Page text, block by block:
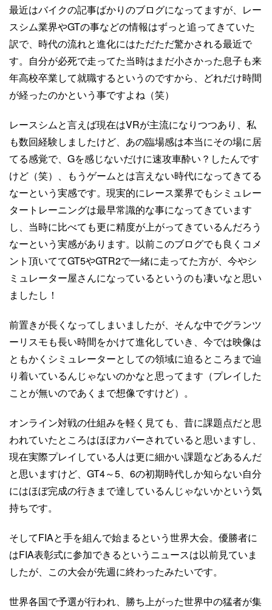
最近はバイクの記事ばかりのブログになってますが、レー
スシム業界やGTの事などの情報はずっと追ってきていた
訳で、時代の流れと進化にはただただ驚かされる最近で
す。自分が必死で走ってた当時はまだ小さかった息子も来
年高校卒業して就職するというのですから、どれだけ時間
が経ったのかという事ですよね（笑）
レースシムと言えば現在はVRが主流になりつつあり、私
も数回経験しましたけど、あの臨場感は本当にその場に居
てる感覚で、Gを感じないだけに速攻車酔い？したんです
けど（笑）、もうゲームとは言えない時代になってきてる
なーという実感です。現実的にレース業界でもシミュレー
タートレーニングは最早常識的な事になってきています
し、当時に比べても更に精度が上がってきているんだろう
なーという実感があります。以前このブログでも良くコメ
ント頂いててGT5やGTR2で一緒に走ってた方が、今やシ
ミュレーター屋さんになっているというのも凄いなと思い
ましたし！
前置きが長くなってしまいましたが、そんな中でグランツ
ーリスモも長い時間をかけて進化していき、今では映像は
ともかくシミュレーターとしての領域に迫るところまで辿
り着いているんじゃないのかなと思ってます（プレイした
ことが無いのであくまで想像ですけど）。
オンライン対戦の仕組みを軽く見ても、昔に課題点だと思
われていたところはほぼカバーされていると思いますし、
現在実際プレイしている人は更に細かい課題などあるんだ
と思いますけど、GT4～5、6の初期時代しか知らない自分
にはほぼ完成の行きまで達しているんじゃないかという気
持ちです。
そしてFIAと手を組んで始まるという世界大会。優勝者に
はFIA表彰式に参加できるというニュースは以前見ていま
したが、この大会が先週に終わったみたいです。
世界各国で予選が行われ、勝ち上がった世界中の猛者が集